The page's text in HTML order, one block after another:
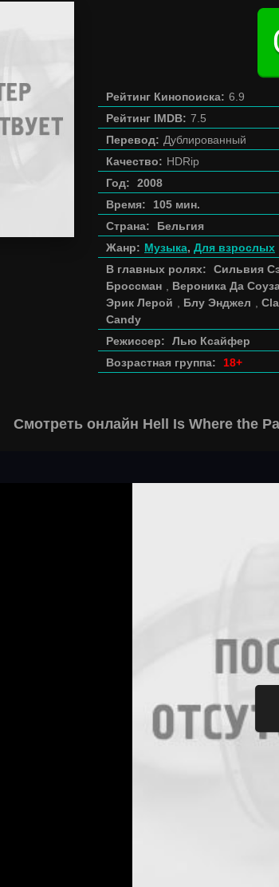
Рейтинг Кинопоиска: 6.9
Рейтинг IMDB: 7.5
Перевод: Дублированный
Качество: HDRip
Год:
2008
Время:
105 мин.
Страна:
Бельгия
Жанр: Музыка, Для взрослых
В главных ролях:
Сильвия
Броссман
Вероника Да
Эрик Лерой
Блу Энджел
Candy
Режиссер:
Лью Ксайфер
Возрастная группа:
18+
Смотреть онлайн Hell Is Where the